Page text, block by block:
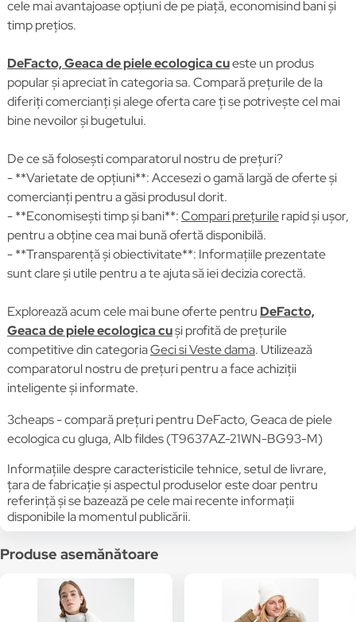
cele mai avantajoase opțiuni de pe piață, economisind bani și
timp prețios.
DeFacto, Geaca de piele ecologica cueste un produs
popular și apreciat în categoria sa. Compară prețurile de la
diferiți comercianți și alege oferta care ți se potrivește cel mai
bine nevoilor și bugetului.
De ce să folosești comparatorul nostru de prețuri?
- **Varietate de opțiuni**: Accesezi o gamă largă de oferte și
comercianți pentru a găsi produsul dorit.
- **Economisești timp și bani**:Compari prețurilerapid și ușor,
pentru a obține cea mai bună ofertă disponibilă.
- **Transparență și obiectivitate**: Informațiile prezentate
sunt clare și utile pentru a te ajuta să iei decizia corectă.
Explorează acum cele mai bune oferte pentru DeFacto,
Geaca de piele ecologica cuși profită de prețurile
competitive din categoriaGeci si Veste dama. Utilizează
comparatorul nostru de prețuri pentru a face achiziții
inteligente și informate.
3cheaps - compară prețuri pentru DeFacto, Geaca de piele
ecologica cu gluga, Alb fildes (T9637AZ-21WN-BG93-M)
Informațiile despre caracteristicile tehnice, setul de livrare,
țara de fabricație și aspectul produselor este doar pentru
referință și se bazează pe cele mai recente informații
disponibile la momentul publicării.
Produse asemănătoare